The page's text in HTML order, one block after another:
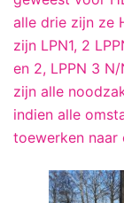
alle drie zijn ze
zijn LPN1, 2
en 2, LPPN 3
zijn alle
indien alle
toewerken naar